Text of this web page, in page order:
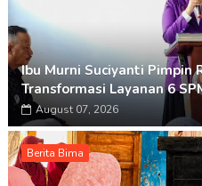
Ibu Murni Suciyanti Pimpin
Transformasi Layanan 6
August 07, 2026
Berita Bima